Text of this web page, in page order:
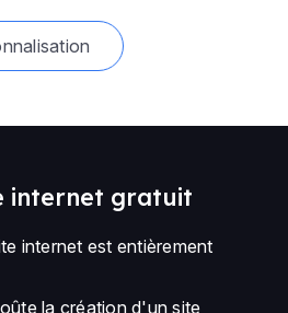
internet gratuit
internet est entièrement
la création d'un site